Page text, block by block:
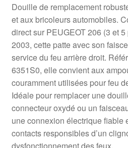
Douille de remplacement
et aux bricoleurs automobiles.
direct sur PEUGEOT 206 (3 et
2003, cette patte avec son
service du feu arrière droit.
6351S0, elle convient aux
couramment utilisées pour feu
Idéale pour remplacer une
connecteur oxydé ou un
une connexion électrique fiable
contacts responsibles d’un
dysfonctionnement des feux.